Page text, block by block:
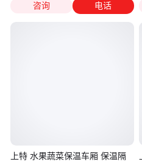
咨询 电话
上特 水果蔬菜保温车厢 保温隔